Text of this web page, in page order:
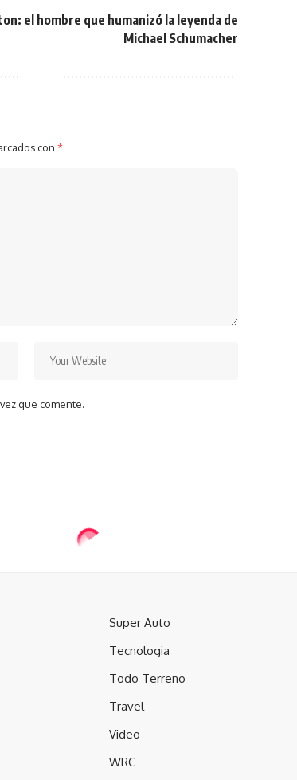
el hombre que humanizó la leyenda de
Michael Schumacher
con *
que comente.
Super Auto
Tecnologia
Todo Terreno
Travel
Video
WRC